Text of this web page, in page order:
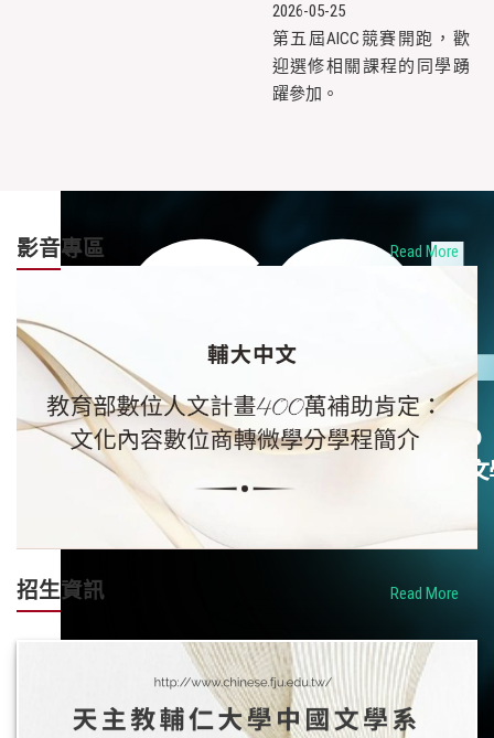
2026-05-25
第五屆AICC競賽開跑，歡
迎選修相關課程的同學踴
躍參加。
影音專區 Read More
招生資訊 Read More